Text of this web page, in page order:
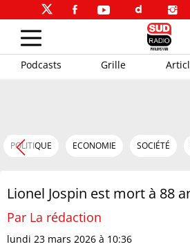
Podcasts Grille
POLITIQUE ECONOMIE SOCIÉTÉ
Lionel Jospin est mort à 88
Par La rédaction
lundi 23 mars 2026 à 10:36